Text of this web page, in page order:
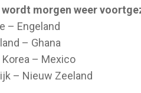
morgen weer
– Engeland
– Ghana
– Mexico
– Nieuw Zeeland